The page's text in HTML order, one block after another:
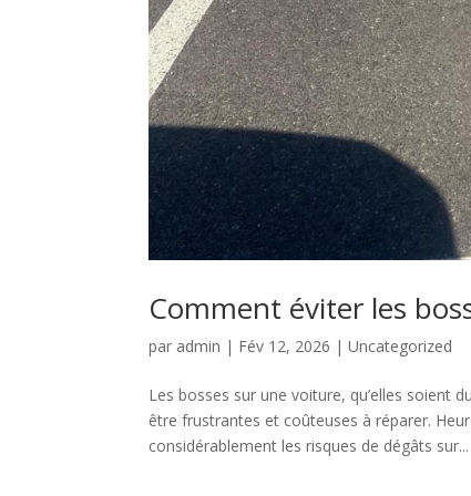
Comment éviter les
par admin | Fév 12, 2026 |Uncategorized
Les bosses sur une voiture, qu’elles soient
être frustrantes et coûteuses à réparer.
considérablement les risques de dégâts sur...